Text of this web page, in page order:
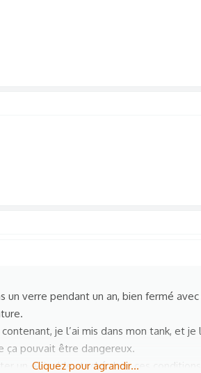
un verre pendant un an, bien fermé
je l’ai mis dans mon tank, et je
ça pouvait être dangereux.
un e-liquide stocké dans ces
Cliquez pour agrandir...